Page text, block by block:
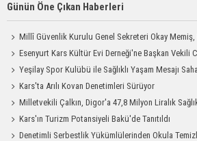
Günün Öne Çıkan Haberleri
Millî Güvenlik Kurulu Genel Sekreteri Okay Memiş,
Esenyurt Kars Kültür Evi Derneği'ne Başkan Vekili
Yeşilay Spor Kulübü ile Sağlıklı Yaşam Mesajı
Kars'ta Arılı Kovan Denetimleri Sürüyor
Milletvekili Çalkın, Digor'a 47,8 Milyon Liralık Sağlık
Kars'ın Turizm Potansiyeli Bakü'de Tanıtıldı
Denetimli Serbestlik Yükümlülerinden Okula